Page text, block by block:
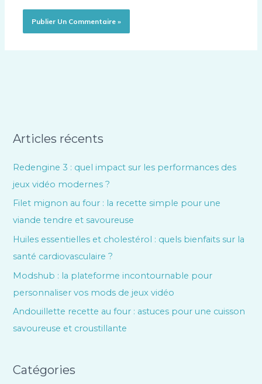
Articles récents
Redengine 3 : quel impact sur les performances des
jeux vidéo modernes ?
Filet mignon au four : la recette simple pour une
viande tendre et savoureuse
Huiles essentielles et cholestérol : quels bienfaits sur la
santé cardiovasculaire ?
Modshub : la plateforme incontournable pour
personnaliser vos mods de jeux vidéo
Andouillette recette au four : astuces pour une cuisson
savoureuse et croustillante
Catégories